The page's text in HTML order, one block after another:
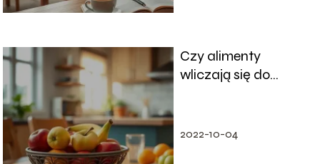
Czy alimenty
wliczają się do
najważniejsze
2022-10-04